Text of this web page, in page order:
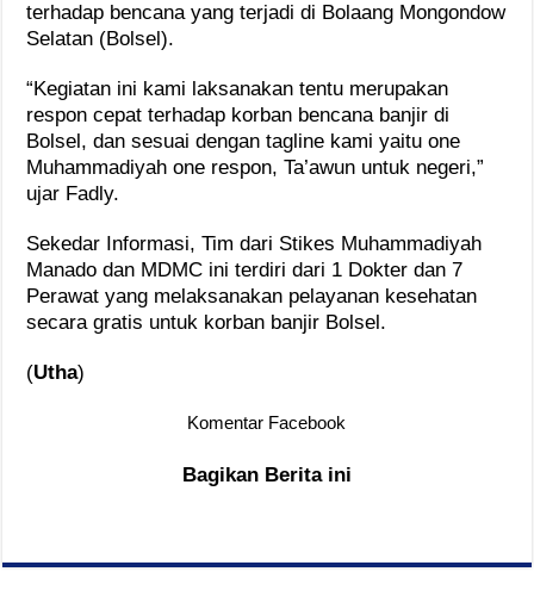
terhadap bencana yang terjadi di Bolaang Mongondow
Selatan (Bolsel).
“Kegiatan ini kami laksanakan tentu merupakan
respon cepat terhadap korban bencana banjir di
Bolsel, dan sesuai dengan tagline kami yaitu one
Muhammadiyah one respon, Ta’awun untuk negeri,”
ujar Fadly.
Sekedar Informasi, Tim dari Stikes Muhammadiyah
Manado dan MDMC ini terdiri dari 1 Dokter dan 7
Perawat yang melaksanakan pelayanan kesehatan
secara gratis untuk korban banjir Bolsel.
(Utha)
Komentar Facebook
Bagikan Berita ini